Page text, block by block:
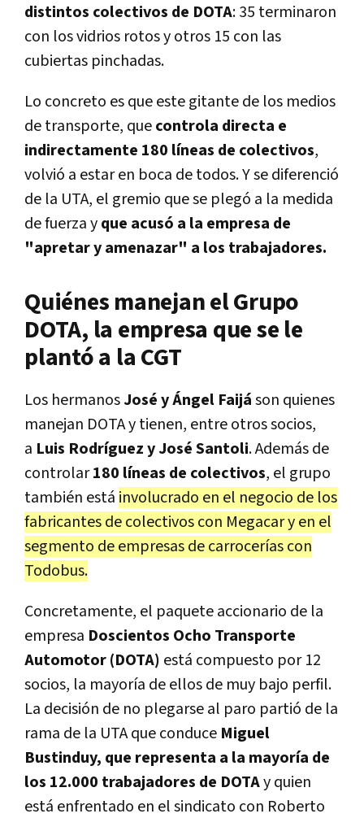
distintos colectivos de DOTA: 35 terminaron
con los vidrios rotos y otros 15 con las
cubiertas pinchadas.
Lo concreto es que este gitante de los medios
de transporte, quecontrola directa e
indirectamente 180 líneas de colectivos,
volvió a estar en boca de todos. Y se diferenció
de la UTA, el gremio que se plegó a la medida
de fuerza yque acusó a la empresa de
"apretar y amenazar" a los trabajadores.
Quiénes manejan el Grupo
DOTA, la empresa que se le
plantó a la CGT
Los hermanosJosé y Ángel Faijáson quienes
manejan DOTA y tienen, entre otros socios,
a Luis Rodríguez y José Santoli. Además de
controlar180 líneas de colectivos, el grupo
también está involucrado en el negocio de los
fabricantes de colectivos con Megacar y en el
segmento de empresas de carrocerías con
Todobus.
Concretamente, el paquete accionario de la
empresa Doscientos Ocho Transporte
Automotor (DOTA) está compuesto por 12
socios, la mayoría de ellos de muy bajo perfil.
La decisión de no plegarse al paro partió de la
rama de la UTA que conduce Miguel
Bustinduy, que representa a la mayoría de
los 12.000 trabajadores de DOTAy quien
está enfrentado en el sindicato con Roberto